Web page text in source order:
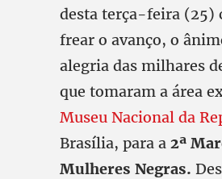
desta terça-feira (25)
frear o avanço, o
alegria das milhares
que tomaram a área
Museu Nacional da
Brasília, para a 2ª
Mulheres Negras.